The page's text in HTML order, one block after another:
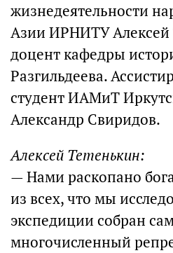
жизнедеятельности
Азии ИРНИТУ Алексей
доцент кафедры
Разгильдеева.
студент ИАМиТ
Александр Свиридов.
Алексей Тетенькин:
— Нами раскопано
из всех, что мы
экспедиции собран
многочисленный